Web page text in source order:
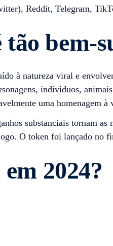
Reddit, Telegram,
bem-
à natureza viral e
indivíduos,
uma homenagem à
substanciais tornam
O token foi lançado no
2024?